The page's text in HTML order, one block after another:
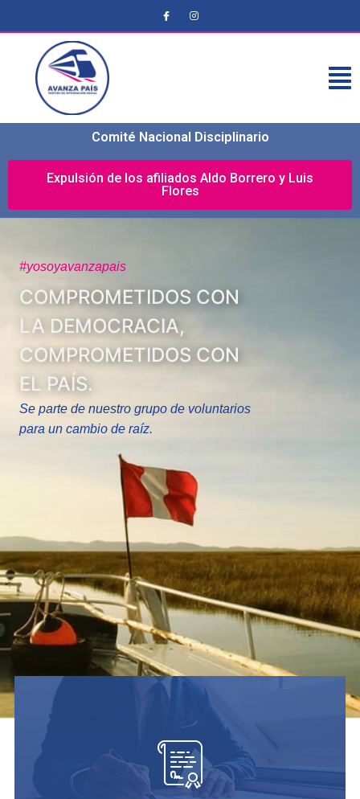
Comité Nacional Disciplinario
Expulsión de los afiliados Aldo Borrero y Luis
Flores
#yosoyavanzapais
COMPROMETIDOS CON
LA DEMOCRACIA,
COMPROMETIDOS CON
EL PAÍS.
Se parte de nuestro grupo de voluntarios
para un cambio de raíz.